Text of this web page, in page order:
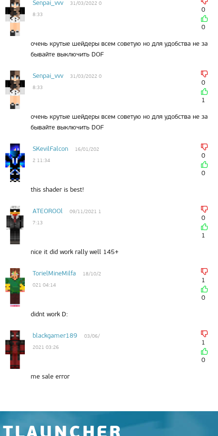
Senpai_vvv
31/03/2022 0
8:33
0
0
очень крутые шейдеры всем советую но для удобства не за
бывайте выключить DOF
Senpai_vvv
31/03/2022 0
8:33
0
1
очень крутые шейдеры всем советую но для удобства не за
бывайте выключить DOF
SKevilFalcon
16/01/202
2 11:34
0
0
this shader is best!
ATEOROOl
09/11/2021 1
7:13
0
1
nice it did work rally well 145+
TorielMineMilfa
18/10/2
021 04:14
1
0
didnt work D:
blackgamer189
03/06/
2021 03:26
1
0
me sale error